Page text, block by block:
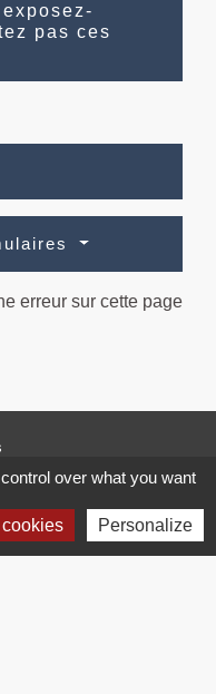
pas ces
erreur sur cette page
56
over what you want
Personalize